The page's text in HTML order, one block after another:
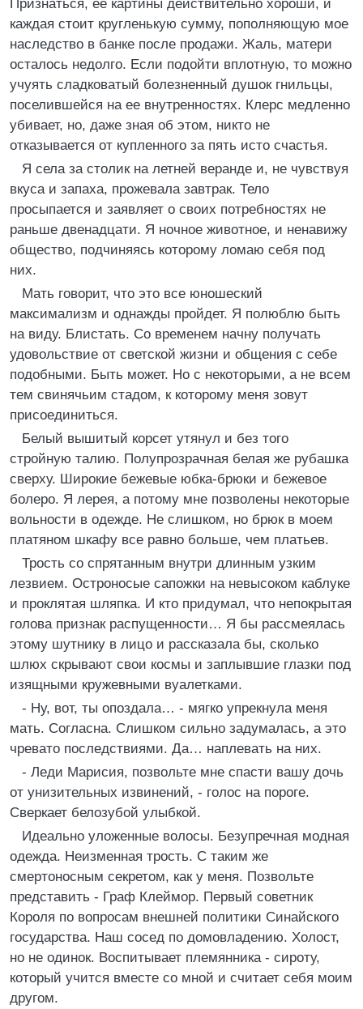
Признаться, ее картины действительно хороши, и
каждая стоит кругленькую сумму, пополняющую мое
наследство в банке после продажи. Жаль, матери
осталось недолго. Если подойти вплотную, то можно
учуять сладковатый болезненный душок гнильцы,
поселившейся на ее внутренностях. Клерс медленно
убивает, но, даже зная об этом, никто не
отказывается от купленного за пять исто счастья.
Я села за столик на летней веранде и, не чувствуя
вкуса и запаха, прожевала завтрак. Тело
просыпается и заявляет о своих потребностях не
раньше двенадцати. Я ночное животное, и ненавижу
общество, подчиняясь которому ломаю себя под
них.
Мать говорит, что это все юношеский
максимализм и однажды пройдет. Я полюблю быть
на виду. Блистать. Со временем начну получать
удовольствие от светской жизни и общения с себе
подобными. Быть может. Но с некоторыми, а не всем
тем свинячьим стадом, к которому меня зовут
присоединиться.
Белый вышитый корсет утянул и без того
стройную талию. Полупрозрачная белая же рубашка
сверху. Широкие бежевые юбка-брюки и бежевое
болеро. Я лерея, а потому мне позволены некоторые
вольности в одежде. Не слишком, но брюк в моем
платяном шкафу все равно больше, чем платьев.
Трость со спрятанным внутри длинным узким
лезвием. Остроносые сапожки на невысоком каблуке
и проклятая шляпка. И кто придумал, что непокрытая
голова признак распущенности… Я бы рассмеялась
этому шутнику в лицо и рассказала бы, сколько
шлюх скрывают свои космы и заплывшие глазки под
изящными кружевными вуалетками.
- Ну, вот, ты опоздала… - мягко упрекнула меня
мать. Согласна. Слишком сильно задумалась, а это
чревато последствиями. Да… наплевать на них.
- Леди Марисия, позвольте мне спасти вашу дочь
от унизительных извинений, - голос на пороге.
Сверкает белозубой улыбкой.
Идеально уложенные волосы. Безупречная модная
одежда. Неизменная трость. С таким же
смертоносным секретом, как у меня. Позвольте
представить - Граф Клеймор. Первый советник
Короля по вопросам внешней политики Синайского
государства. Наш сосед по домовладению. Холост,
но не одинок. Воспитывает племянника - сироту,
который учится вместе со мной и считает себя моим
другом.